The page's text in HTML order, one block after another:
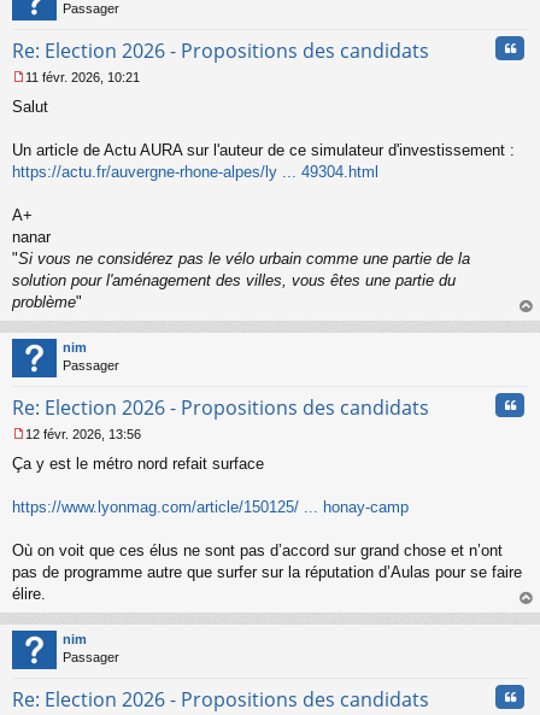
Passager
Re: Election 2026 - Propositions des candidats
e
s
g
n
o
n
u
11 févr. 2026, 10:21
Salut
Un article de Actu AURA sur l'auteur de ce simulateur d'investissement :
https://actu.fr/auvergne-rhone-alpes/ly ... 49304.html
A+
nanar
"Si vous ne considérez pas le vélo urbain comme une partie de la
solution pour l'aménagement des villes, vous êtes une partie du
problème"
au
nim
Passager
Re: Election 2026 - Propositions des candidats
e
s
a
e
n
o
n
l
u
12 févr. 2026, 13:56
Ça y est le métro nord refait surface
https://www.lyonmag.com/article/150125/ ... honay-camp
Où on voit que ces élus ne sont pas d’accord sur grand chose et n’ont
pas de programme autre que surfer sur la réputation d’Aulas pour se faire
élire.
au
nim
Passager
Re: Election 2026 - Propositions des candidats